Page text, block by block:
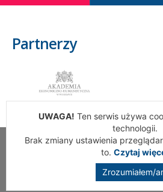
Partnerzy
Wszelkie Prawa Zastrzeżone.
Pielęgniarek i Położnych
addslashes.pl
UWAGA! Ten serwis używa
technologii.
Brak zmiany ustawienia
to. Czytaj
Zrozumiałem/